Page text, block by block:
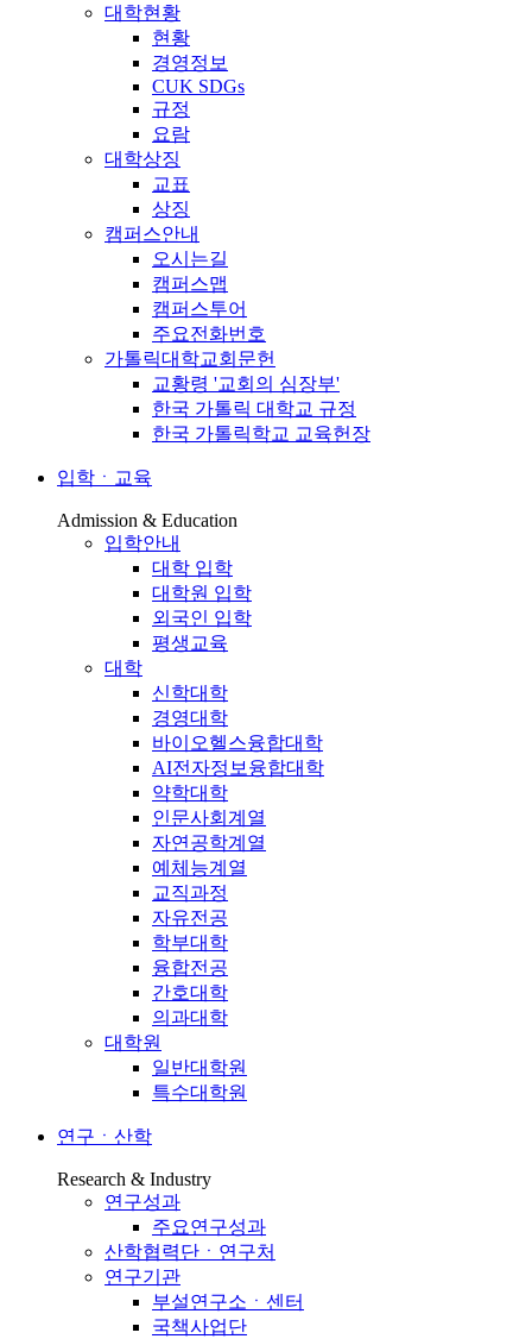
대학현황
현황
경영정보
CUK SDGs
규정
요람
대학상징
교표
상징
캠퍼스안내
오시는길
캠퍼스맵
캠퍼스투어
주요전화번호
가톨릭대학교회문헌
교황령 '교회의 심장부'
한국 가톨릭 대학교 규정
한국 가톨릭학교 교육헌장
입학ㆍ교육
Admission & Education
입학안내
대학 입학
대학원 입학
외국인 입학
평생교육
대학
신학대학
경영대학
바이오헬스융합대학
AI전자정보융합대학
약학대학
인문사회계열
자연공학계열
예체능계열
교직과정
자유전공
학부대학
융합전공
간호대학
의과대학
대학원
일반대학원
특수대학원
연구ㆍ산학
Research & Industry
연구성과
주요연구성과
산학협력단ㆍ연구처
연구기관
부설연구소ㆍ센터
국책사업단